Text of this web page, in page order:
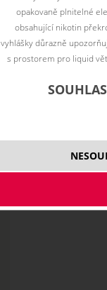
opakovaně plnitelné
obsahující nikotin
vyhlášky důrazně
s prostorem pro liquid